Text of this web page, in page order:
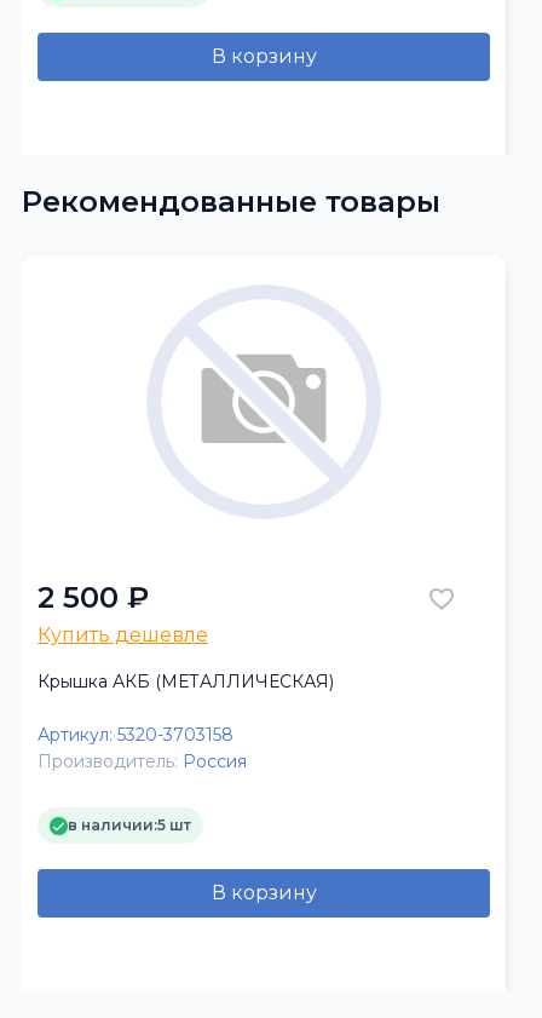
В корзину
Рекомендованные товары
2 500 ₽
Купить дешевле
Крышка АКБ (МЕТАЛЛИЧЕСКАЯ)
Артикул: 5320-3703158
Производитель: Россия
в наличии:5 шт
В корзину